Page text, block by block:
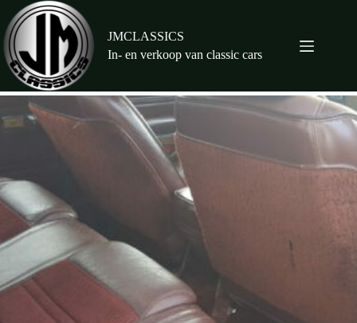
naar
de
inhoud
JMCLASSICS
In- en verkoop van classic cars